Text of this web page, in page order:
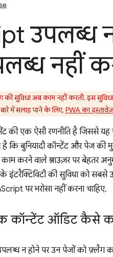
उपलब्ध
नहीं
सुविधा अब काम नहीं करती. इस
में सलाह पाने के लिए, PWA का
की एक ऐसी रणनीति है जिससे
बुनियादी कॉन्टेंट और पेज की
काम करने वाले ब्राउज़र पर बेहतर
की सुविधा को सबसे
पर भरोसा नहीं करना चाहिए.
कॉन्टेंट ऑडिट कैसे
न होने पर उन पेजों को फ़्लैग